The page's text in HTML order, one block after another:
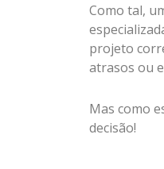
Como tal,
projeto
atrasos ou
Mas como
decisão!